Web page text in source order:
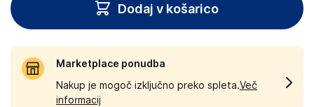
Dodaj v košarico
Marketplace ponudba
Nakup je mogoč izključno preko spleta.Več
informacij